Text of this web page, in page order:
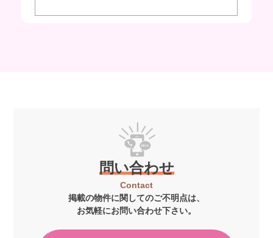
問い合わせ
Contact
掲載の物件に関してのご不明点は、
お気軽にお問い合わせ下さい。